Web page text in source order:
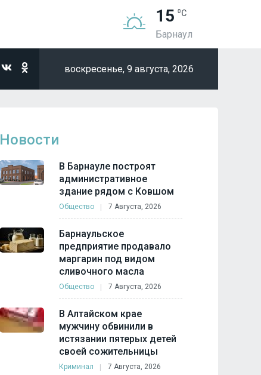
15
Барнаул
воскресенье, 9 августа, 2026
Новости
В Барнауле построят
административное
здание рядом с Ковшом
Общество 7 Августа, 2026
Барнаульское
предприятие продавало
маргарин под видом
сливочного масла
Общество 7 Августа, 2026
В Алтайском крае
мужчину обвинили в
истязании пятерых детей
своей сожительницы
Криминал 7 Августа, 2026